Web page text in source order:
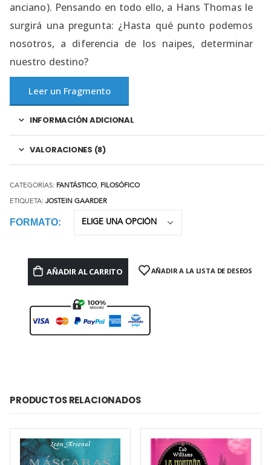
anciano). Pensando en todo ello, a Hans Thomas le
surgirá una pregunta: ¿Hasta qué punto podemos
nosotros, a diferencia de los naipes, determinar
nuestro destino?
Leer un Fragmento
INFORMACIÓN ADICIONAL
VALORACIONES (8)
CATEGORÍAS: FANTÁSTICO, FILOSÓFICO
ETIQUETA: JOSTEIN GAARDER
FORMATO
AÑADIR AL CARRITO AÑADIR A LA LISTA DE DESEOS
PRODUCTOS RELACIONADOS